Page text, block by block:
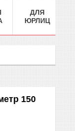
ДЛЯ
ЮРЛИЦ
150